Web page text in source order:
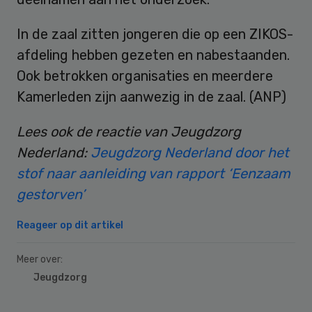
In de zaal zitten jongeren die op een ZIKOS-
afdeling hebben gezeten en nabestaanden.
Ook betrokken organisaties en meerdere
Kamerleden zijn aanwezig in de zaal. (ANP)
Lees ook de reactie van Jeugdzorg
Nederland: Jeugdzorg Nederland door het
stof naar aanleiding van rapport ‘Eenzaam
gestorven’
Reageer op dit artikel
Meer over:
Jeugdzorg